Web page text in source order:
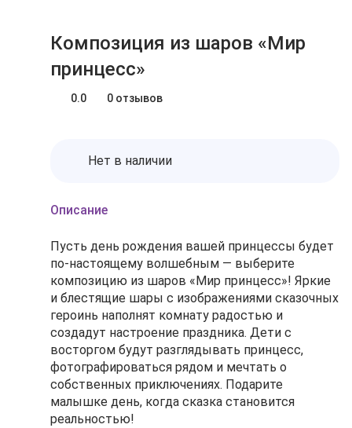
Композиция из шаров «Мир
принцесс»
0.0 0 отзывов
Нет в наличии
Описание
Пусть день рождения вашей принцессы будет
по‑настоящему волшебным — выберите
композицию из шаров «Мир принцесс»! Яркие
и блестящие шары с изображениями сказочных
героинь наполнят комнату радостью и
создадут настроение праздника. Дети с
восторгом будут разглядывать принцесс,
фотографироваться рядом и мечтать о
собственных приключениях. Подарите
малышке день, когда сказка становится
реальностью!